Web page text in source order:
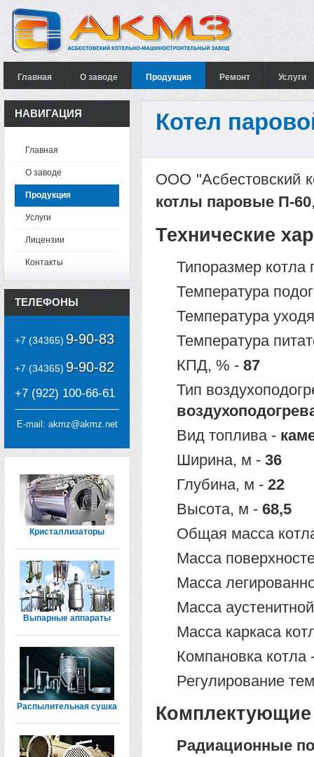
Главная О заводе Продукция Ремонт Услуги
Котел
ООО "Асбестовский
котлы паровые П-60
Технические
Типоразмер
Температура
Температура
Температура
КПД, % - 87
Тип
Вид топлива -
Ширина, м - 36
Глубина, м - 22
Высота, м - 68,5
Общая масса
Масса
Масса
Масса
Масса каркаса
Компановка котла
Регулирование
Комплектующие
Радиационные
НАВИГАЦИЯ
Главная
О заводе
Продукция
Услуги
Лицензии
Контакты
ТЕЛЕФОНЫ
+7 (34365) 9-90-83
+7 (34365) 9-90-82
+7 (922) 100-66-61
E-mail: akmz@akmz.net
Кристаллизаторы
Выпарные аппараты
Распылительная сушка